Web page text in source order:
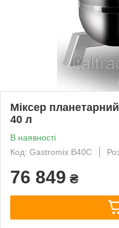
Міксер
40 л
В наявності
Код: Gastromix B40C
76 849 ₴